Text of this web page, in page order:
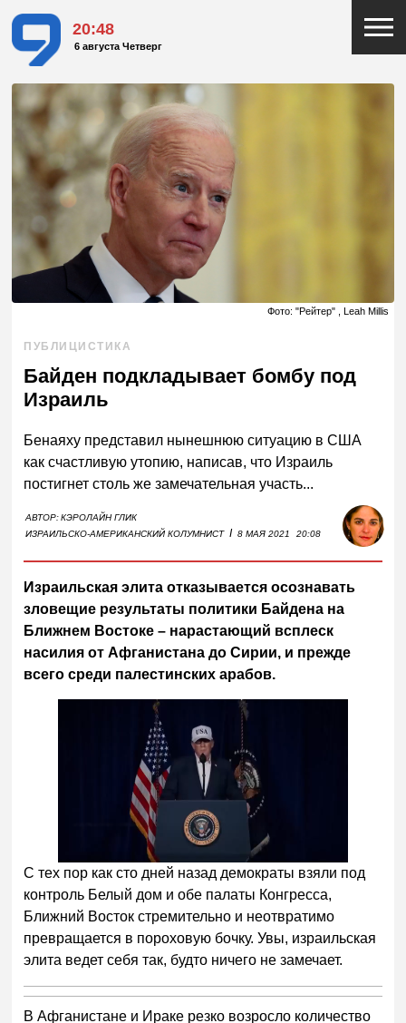
20:48
6 августа Четверг
Фото: "Рейтер" , Leah Millis
ПУБЛИЦИСТИКА
Байден подкладывает бомбу под
Израиль
Бенаяху представил нынешнюю ситуацию в США
как счастливую утопию, написав, что Израиль
постигнет столь же замечательная участь...
АВТОР:КЭРОЛАЙН ГЛИК
ИЗРАИЛЬСКО-АМЕРИКАНСКИЙ КОЛУМНИСТ I 8 МАЯ 2021 20:08
Израильская элита отказывается осознавать
зловещие результаты политики Байдена на
Ближнем Востоке – нарастающий всплеск
насилия от Афганистана до Сирии, и прежде
всего среди палестинских арабов.
Следующее видео через
5
Отмена
С тех пор как сто дней назад демократы взяли под
контроль Белый дом и обе палаты Конгресса,
Ближний Восток стремительно и неотвратимо
превращается в пороховую бочку. Увы, израильская
элита ведет себя так, будто ничего не замечает.
В Афганистане и Ираке резко возросло количество